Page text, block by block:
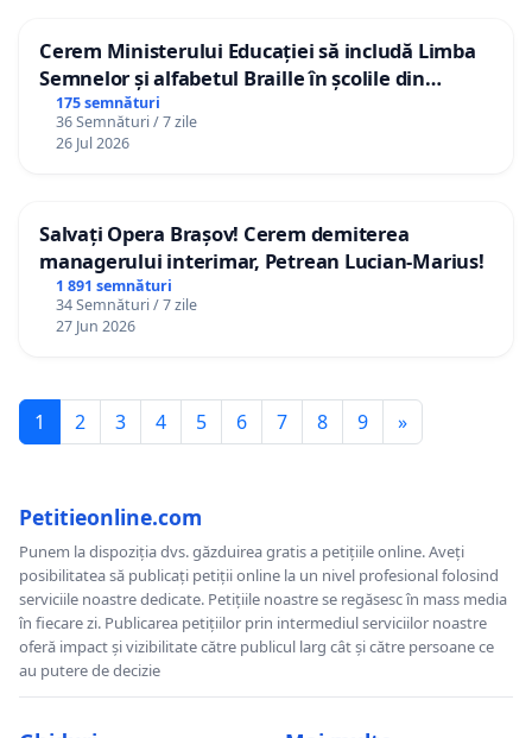
Cerem Ministerului Educației să includă Limba
Semnelor și alfabetul Braille în școlile din
Republica Moldova!
175 semnături
36 Semnături / 7 zile
26 Jul 2026
Salvați Opera Brașov! Cerem demiterea
managerului interimar, Petrean Lucian-Marius!
1 891 semnături
34 Semnături / 7 zile
27 Jun 2026
1 2 3 4 5 6 7 8 9 »
Petitieonline.com
Punem la dispoziția dvs. găzduirea gratis a petițiile online. Aveți
posibilitatea să publicați petiții online la un nivel profesional folosind
serviciile noastre dedicate. Petițiile noastre se regăsesc în mass media
în fiecare zi. Publicarea petițiilor prin intermediul serviciilor noastre
oferă impact și vizibilitate către publicul larg cât și către persoane ce
au putere de decizie